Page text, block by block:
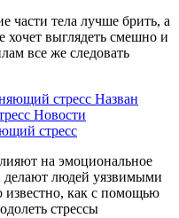
части тела лучше брить, а
хочет выглядеть смешно и
все же следовать
Назван
Новости
стресс
на эмоциональное
делают людей уязвимыми
известно, как с помощью
стрессы